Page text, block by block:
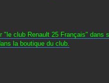
"le club Renault 25 Français" dans
la boutique du club.